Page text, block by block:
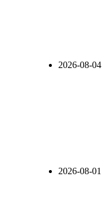
2026-08-04
2026-08-01